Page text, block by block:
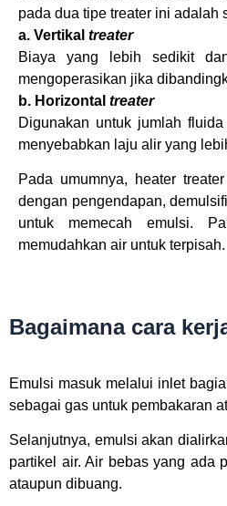
pada dua tipe treater ini adalah
a. Vertikal treater
Biaya yang lebih sedikit
mengoperasikan jika
b. Horizontal treater
Digunakan untuk jumlah
menyebabkan laju alir yang
Pada umumnya, heater
dengan pengendapan,
untuk memecah emulsi.
memudahkan air untuk terpisah.
Bagaimana cara
Emulsi masuk melalui inlet
sebagai gas untuk pembakaran
Selanjutnya, emulsi akan
partikel air. Air bebas yang ada
ataupun dibuang.